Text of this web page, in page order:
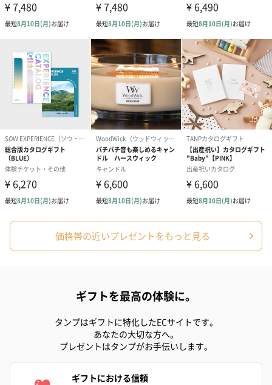
価格帯の近いプレゼントをもっと見る
ギフトを最高の体験に。
タンプはギフトに特化したECサイトです。
あなたの大切な方へ。
プレゼントはタンプがお手伝いします。
ギフトにおける信頼